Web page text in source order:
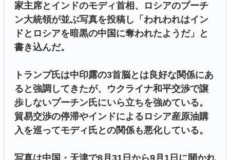
家主席とインドのモディ首相、ロシアのプーチ
ン大統領が並ぶ写真を投稿し「われわれはイン
ドとロシアを暗黒の中国に奪われたようだ」と
書き込んだ。
トランプ氏は中印露の3首脳とは良好な関係にあ
ると強調してきたが、ウクライナ和平交渉で譲
歩しないプーチン氏にいら立ちを強めている。
貿易交渉の停滞やインドによるロシア産原油購
入を巡ってモディ氏との関係も悪化している。